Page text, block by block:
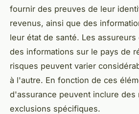
fournir des preuves de leur
revenus, ainsi que des
leur état de santé. Les
des informations sur le pays de
risques peuvent varier
à l'autre. En fonction de ces
d'assurance peuvent inclure des
exclusions spécifiques.